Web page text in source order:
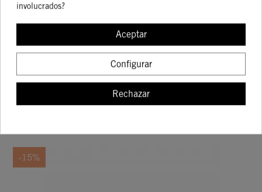
SILENCIADOR FACTORY
99,04 € 84,18 €
-15%
involucrados?
Aceptar
Configurar
Rechazar